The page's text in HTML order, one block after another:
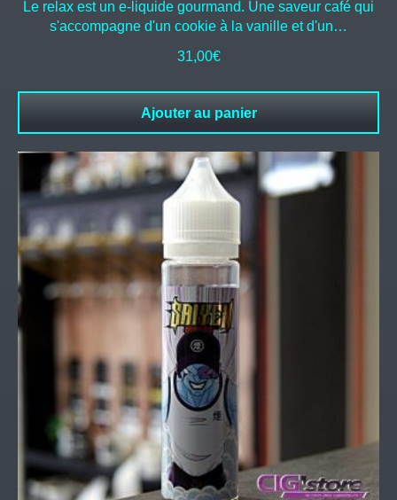
Le relax est un e-liquide gourmand. Une saveur café qui
s'accompagne d'un cookie à la vanille et d'un…
31,00€
Ajouter au panier